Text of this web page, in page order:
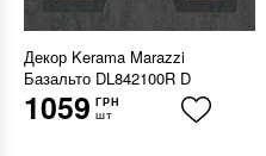
Декор Kerama Marazzi
Базальто DL842100R D
1059 ГРН
шт